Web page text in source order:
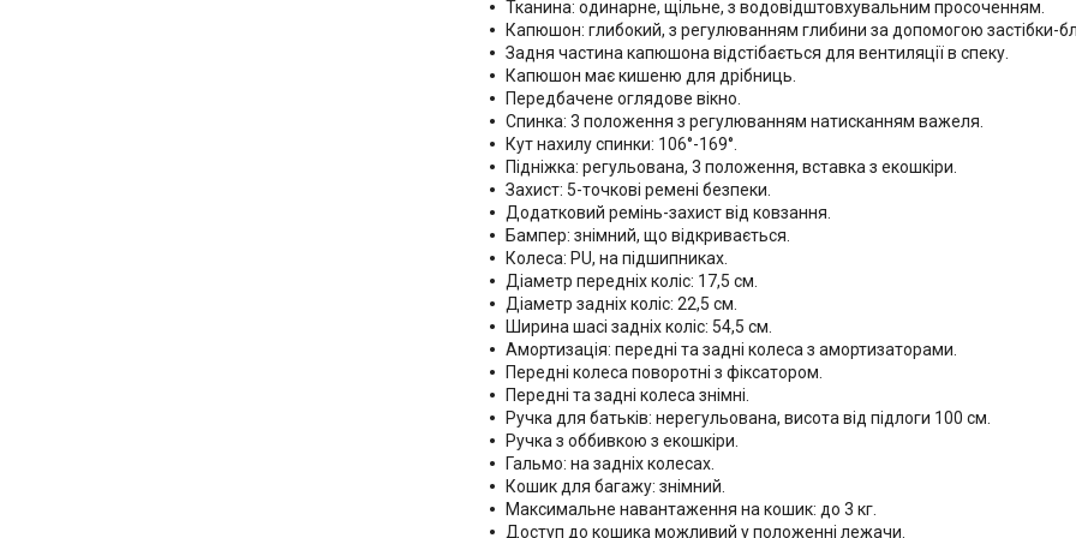
Тканина: одинарне, щільне, з водовідштовхувальним просоченням.
Капюшон: глибокий, з регулюванням глибини за допомогою застібки-
Задня частина капюшона відстібається для вентиляції в спеку.
Капюшон має кишеню для дрібниць.
Передбачене оглядове вікно.
Спинка: 3 положення з регулюванням натисканням важеля.
Кут нахилу спинки: 106°-169°.
Підніжка: регульована, 3 положення, вставка з екошкіри.
Захист: 5-точкові ремені безпеки.
Додатковий ремінь-захист від ковзання.
Бампер: знімний, що відкривається.
Колеса: PU, на підшипниках.
Діаметр передніх коліс: 17,5 см.
Діаметр задніх коліс: 22,5 см.
Ширина шасі задніх коліс: 54,5 см.
Амортизація: передні та задні колеса з амортизаторами.
Передні колеса поворотні з фіксатором.
Передні та задні колеса знімні.
Ручка для батьків: нерегульована, висота від підлоги 100 см.
Ручка з оббивкою з екошкіри.
Гальмо: на задніх колесах.
Кошик для багажу: знімний.
Максимальне навантаження на кошик: до 3 кг.
Доступ до кошика можливий у положенні лежачи.